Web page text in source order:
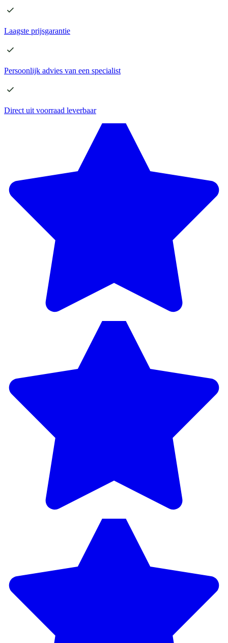
Laagste prijsgarantie
Persoonlijk advies van een specialist
Direct uit voorraad leverbaar